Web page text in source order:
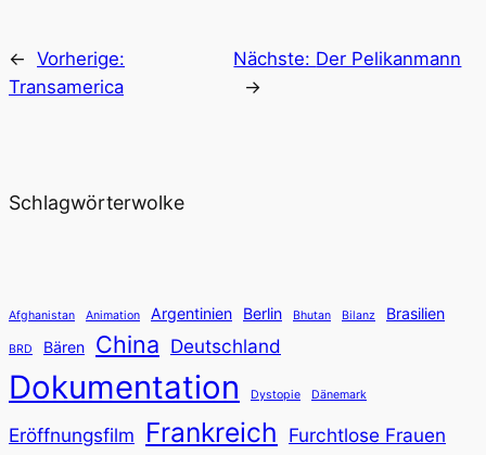
← Vorherige:
Transamerica
Nächste: Der Pelikanmann
→
Schlagwörterwolke
Afghanistan Animation Argentinien Berlin Bhutan Bilanz Brasilien
BRD Bären China Deutschland
Dokumentation Dystopie Dänemark
Eröffnungsfilm Frankreich Furchtlose Frauen